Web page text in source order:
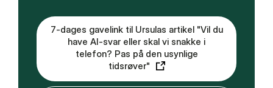
7-dages gavelink til Ursulas artikel "Vil du
have AI-svar eller skal vi snakke i
telefon? Pas på den usynlige
tidsrøver"